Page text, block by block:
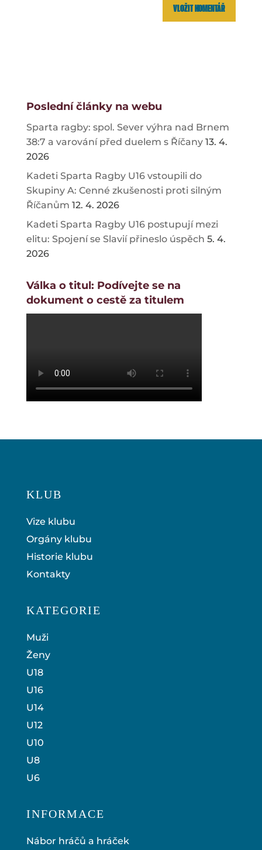
Poslední články na webu
Sparta ragby: spol. Sever výhra nad Brnem
38:7 a varování před duelem s Říčany 13. 4.
2026
Kadeti Sparta Ragby U16 vstoupili do
Skupiny A: Cenné zkušenosti proti silným
Říčanům 12. 4. 2026
Kadeti Sparta Ragby U16 postupují mezi
elitu: Spojení se Slavií přineslo úspěch 5. 4.
2026
Válka o titul: Podívejte se na
dokument o cestě za titulem
KLUB
Vize klubu
Orgány klubu
Historie klubu
Kontakty
KATEGORIE
Muži
Ženy
U18
U16
U14
U12
U10
U8
U6
INFORMACE
Nábor hráčů a hráček